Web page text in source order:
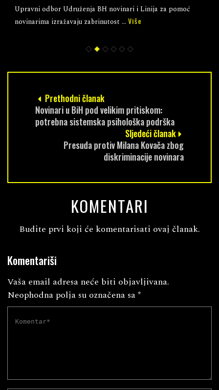
Upravni odbor Udruženja BH novinari i Linija za pomoć
novinarima izražavaju zabrinutost ... Više
Prethodni članak
Novinari u BiH pod velikim pritiskom:
potrebna sistemska psihološka podrška
Sljedeći članak
Presuda protiv Milana Kovača zbog
diskriminacije novinara
KOMENTARI
Budite prvi koji će komentarisati ovaj članak.
Komentariši
Vaša email adresa neće biti objavljivana.
Neophodna polja su označena sa*